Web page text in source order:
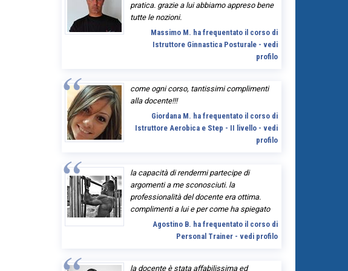
pratica. grazie a lui abbiamo appreso bene
tutte le nozioni.
Massimo M. ha frequentato il corso di
Istruttore Ginnastica Posturale - vedi
profilo
come ogni corso, tantissimi complimenti
alla docente!!!
Giordana M. ha frequentato il corso di
Istruttore Aerobica e Step - II livello - vedi
profilo
la capacità di rendermi partecipe di
argomenti a me sconosciuti. la
professionalità del docente era ottima.
complimenti a lui e per come ha spiegato
Agostino B. ha frequentato il corso di
Personal Trainer - vedi profilo
la docente è stata affabilissima ed